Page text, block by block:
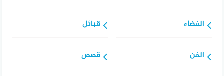
الفضاء
الفن
قبائل
قصص